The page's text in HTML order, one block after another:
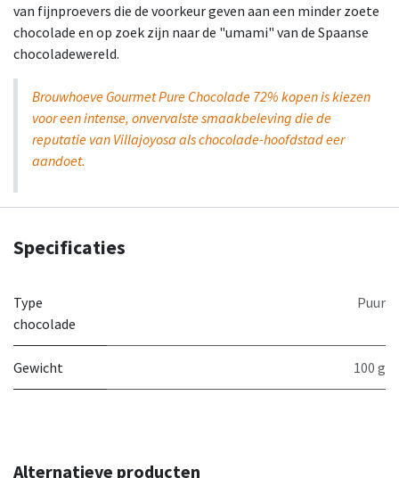
van fijnproevers die de voorkeur geven aan een minder zoete
chocolade en op zoek zijn naar de "umami" van de Spaanse
chocoladewereld.
Brouwhoeve Gourmet Pure Chocolade 72% kopen is kiezen
voor een intense, onvervalste smaakbeleving die de
reputatie van Villajoyosa als chocolade-hoofdstad eer
aandoet.
Specificaties
Type
chocolade
Puur
Gewicht 100 g
Alternatieve producten